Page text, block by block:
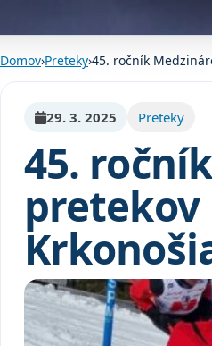
Domov›Preteky›45. ročník
29. 3. 2025 Preteky
45.
pretekov